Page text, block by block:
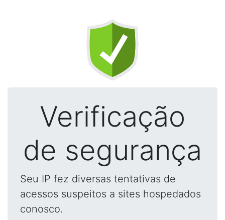
Verificação
de segurança
Seu IP fez diversas tentativas de
acessos suspeitos a sites hospedados
conosco.